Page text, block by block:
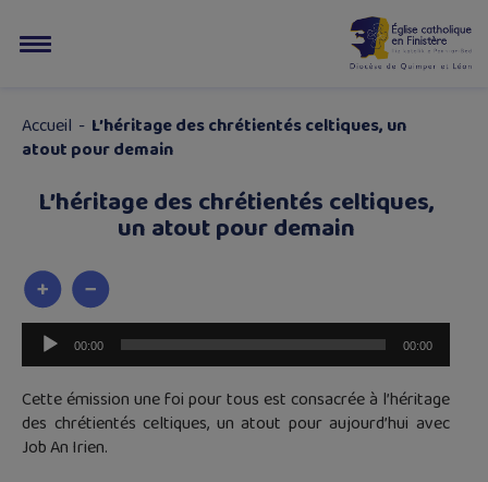
Accueil - L’héritage des chrétientés celtiques, un
atout pour demain
L’héritage des chrétientés celtiques,
un atout pour demain
Lecteur
audio
00:00 00:00
Cette émission une foi pour tous est consacrée à l’héritage
des chrétientés celtiques, un atout pour aujourd’hui avec
Job An Irien.